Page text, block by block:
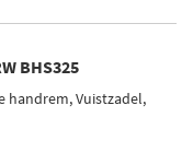
BHS325
handrem, Vuistzadel,